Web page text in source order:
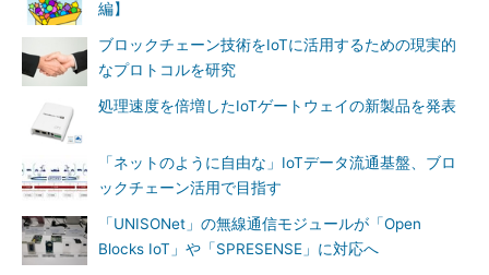
編】
ブロックチェーン技術をIoTに活用するための現実的
なプロトコルを研究
処理速度を倍増したIoTゲートウェイの新製品を発表
「ネットのように自由な」IoTデータ流通基盤、ブロ
ックチェーン活用で目指す
「UNISONet」の無線通信モジュールが「Open
Blocks IoT」や「SPRESENSE」に対応へ